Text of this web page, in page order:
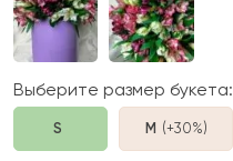
Выберите размер букета:
S M (+30%)